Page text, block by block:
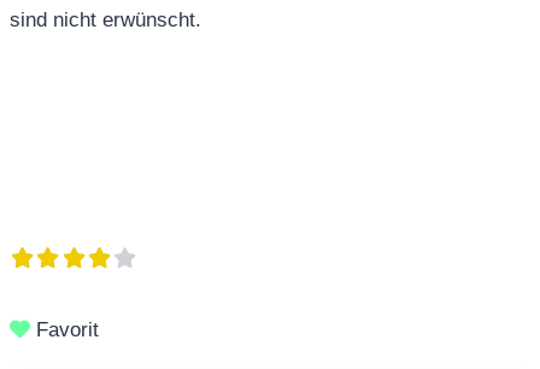
sind nicht erwünscht.
Favorit